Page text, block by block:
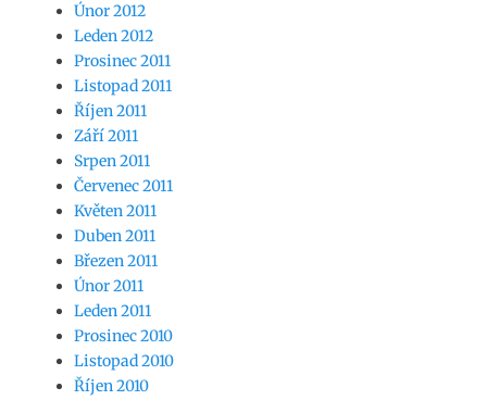
Únor 2012
Leden 2012
Prosinec 2011
Listopad 2011
Říjen 2011
Září 2011
Srpen 2011
Červenec 2011
Květen 2011
Duben 2011
Březen 2011
Únor 2011
Leden 2011
Prosinec 2010
Listopad 2010
Říjen 2010